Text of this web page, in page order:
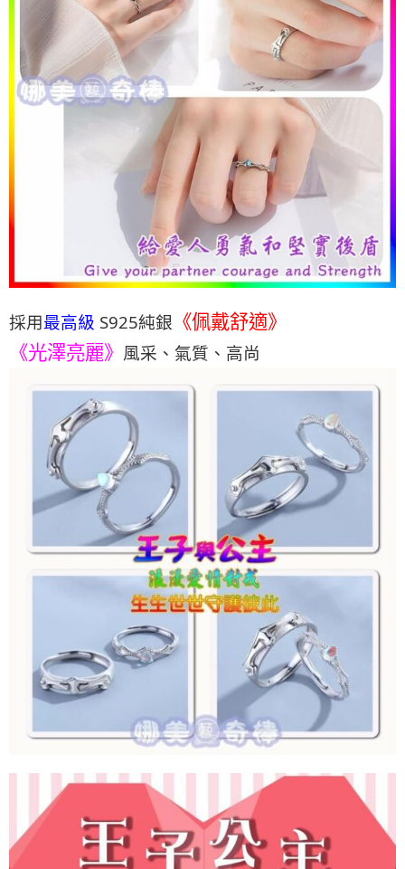
採用最高級 S925純銀 《佩戴舒適》
《光澤亮麗》 風采、氣質、高尚